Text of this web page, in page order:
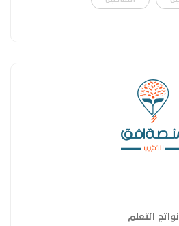
نواتج التعلم